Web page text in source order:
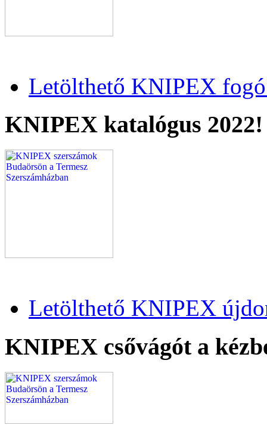
Letölthető KNIPEX fogó
KNIPEX katalógus 2022!
Letölthető KNIPEX
KNIPEX csővágót a